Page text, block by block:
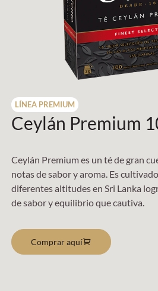
LÍNEA PREMIUM
Ceylán Premium
Ceylán Premium es un té de gran
notas de sabor y aroma. Es
diferentes altitudes en Sri Lanka
de sabor y equilibrio que cautiva.
Comprar aquí